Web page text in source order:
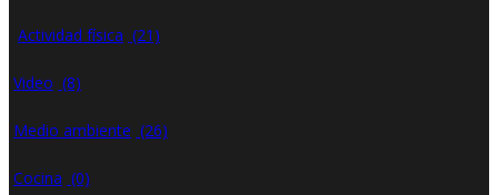
Actividad física (21)
Video (8)
Medio ambiente (26)
Cocina (0)